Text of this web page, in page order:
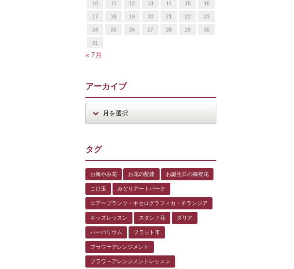
10 11 12 13 14 15 16
17 18 19 20 21 22 23
24 25 26 27 28 29 30
31
« 7月
アーカイブ
タグ
お悔やみ花 お花の配達 お誕生日の御祝花
こけ玉 みどりアートパーク
エアープランツ・キセログラフィカ・チランジア
キッズレッスン スタンド花 ダリア
ハーバリウム フラット市
フラワーアレンジメント
フラワーアレンジメントレッスン